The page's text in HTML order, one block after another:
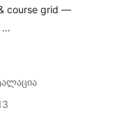
course grid —
…